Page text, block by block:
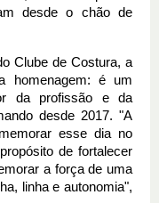
desde o chão de
Clube de Costura, a
homenagem: é um
da profissão e da
desde 2017. "A
esse dia no
de fortalecer
a força de uma
linha e autonomia",